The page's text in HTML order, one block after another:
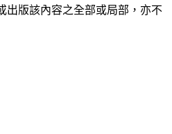
出版該內容之全部或局部，亦不